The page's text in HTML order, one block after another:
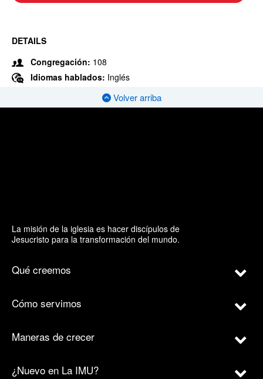
DETAILS
Congregación: 108
Idiomas hablados: Inglés
Volver arriba
La misión de la iglesia es hacer discípulos de
Jesucristo para la transformación del mundo.
Qué creemos
Cómo servimos
Maneras de crecer
¿Nuevo en La IMU?